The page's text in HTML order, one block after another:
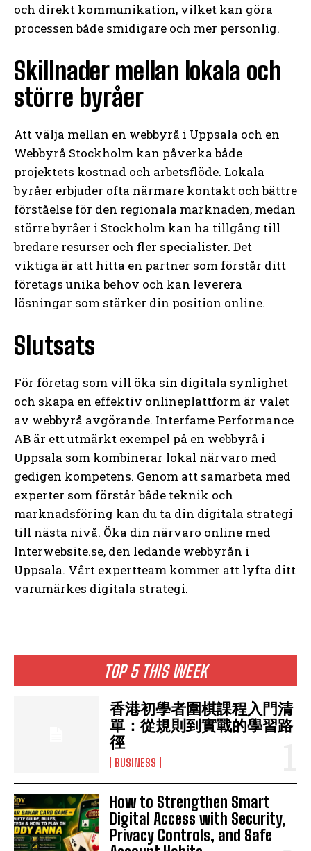
TOP 5 THIS WEEK
香港初學者圍棋課程入門清
單：從規則到實戰的學習路
徑
BUSINESS
How to Strengthen Smart
Digital Access with Security,
Privacy Controls, and Safe
och direkt kommunikation, vilket kan göra
processen både smidigare och mer personlig.
Skillnader mellan lokala och
större byråer
Att välja mellan en webbyrå i Uppsala och en
Webbyrå Stockholm kan påverka både
projektets kostnad och arbetsflöde. Lokala
byråer erbjuder ofta närmare kontakt och bättre
förståelse för den regionala marknaden, medan
större byråer i Stockholm kan ha tillgång till
bredare resurser och fler specialister. Det
viktiga är att hitta en partner som förstår ditt
företags unika behov och kan leverera
lösningar som stärker din position online.
Slutsats
För företag som vill öka sin digitala synlighet
och skapa en effektiv onlineplattform är valet
av webbyrå avgörande. Interfame Performance
AB är ett utmärkt exempel på en webbyrå i
Uppsala som kombinerar lokal närvaro med
gedigen kompetens. Genom att samarbeta med
experter som förstår både teknik och
marknadsföring kan du ta din digitala strategi
till nästa nivå. Öka din närvaro online med
Interwebsite.se, den ledande webbyrån i
Uppsala. Vårt expertteam kommer att lyfta ditt
varumärkes digitala strategi.